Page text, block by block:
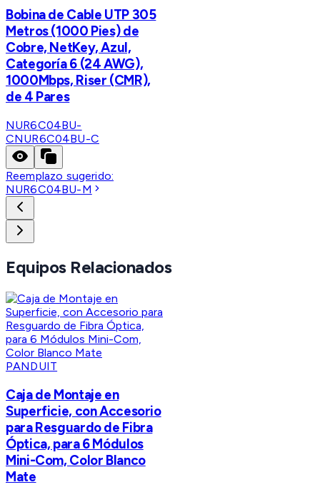
Bobina de Cable UTP 305
Metros (1000 Pies) de
Cobre, NetKey, Azul,
Categoría 6 (24 AWG),
1000Mbps, Riser (CMR),
de 4 Pares
NUR6C04BU-
CNUR6C04BU-C
Reemplazo sugerido:
NUR6C04BU-M
Equipos Relacionados
PANDUIT
Caja de Montaje en
Superficie, con Accesorio
para Resguardo de Fibra
Óptica, para 6 Módulos
Mini-Com, Color Blanco
Mate